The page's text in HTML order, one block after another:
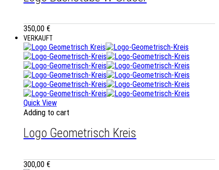
350,00 €
VERKAUFT
Quick View
Adding to cart
Logo Geometrisch Kreis
300,00 €